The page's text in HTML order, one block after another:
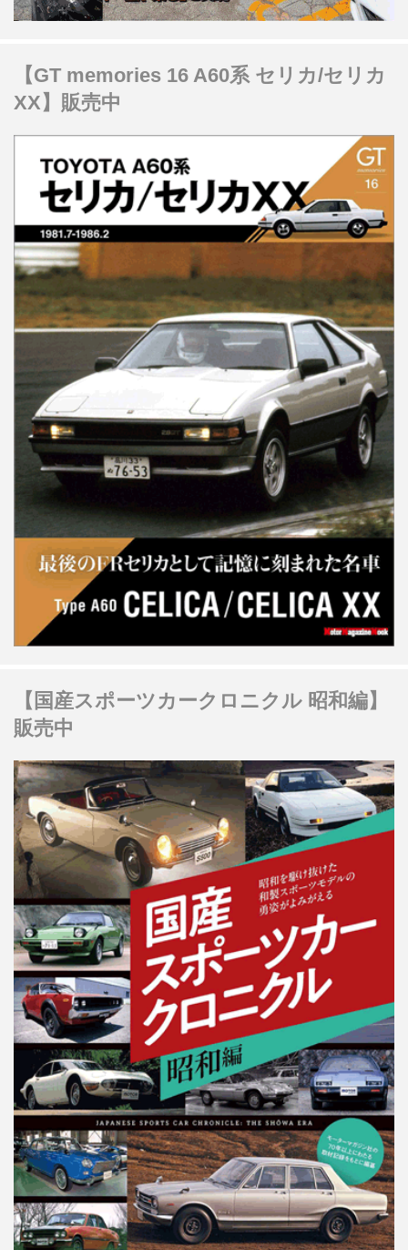
【GT memories 16 A60系 セリカ/セリカ
XX】販売中
【国産スポーツカークロニクル 昭和編】
販売中